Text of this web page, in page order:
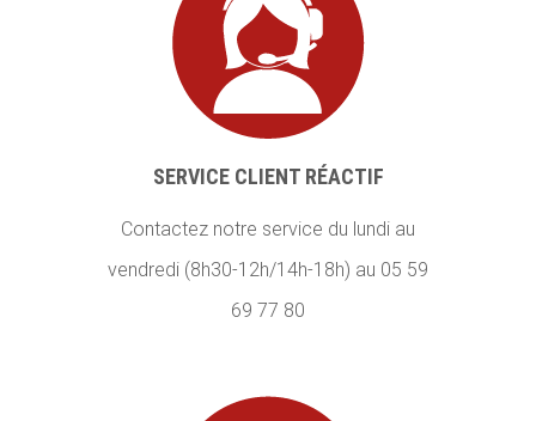
SERVICE CLIENT RÉACTIF
Contactez notre service du lundi au
vendredi (8h30-12h/14h-18h) au 05 59
69 77 80